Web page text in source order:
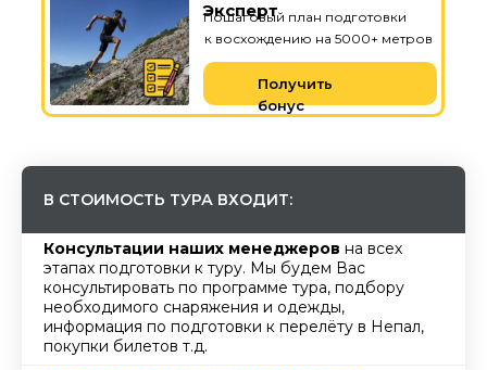
Эксперт
Пошаговый план подготовки
к восхождению на 5000+ метров
Получить
бонус
В СТОИМОСТЬ ТУРА ВХОДИТ:
Консультации наших менеджеров на всех
этапах подготовки к туру. Мы будем Вас
консультировать по программе тура, подбору
необходимого снаряжения и одежды,
информация по подготовки к перелёту в Непал,
покупки билетов т.д.